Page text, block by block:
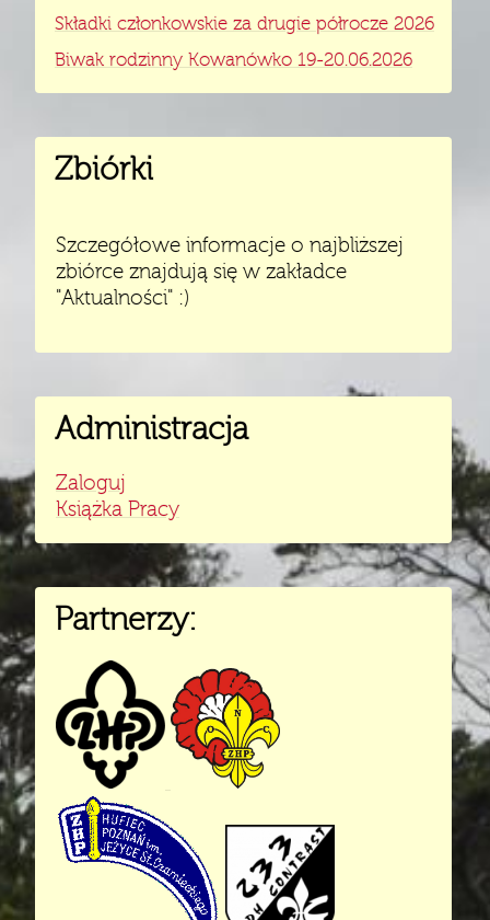
Składki członkowskie za drugie półrocze 2026
Biwak rodzinny Kowanówko 19-20.06.2026
Zbiórki
Szczegółowe informacje o najbliższej
zbiórce znajdują się w zakładce
"Aktualności" :)
Administracja
Zaloguj
Książka Pracy
Partnerzy: